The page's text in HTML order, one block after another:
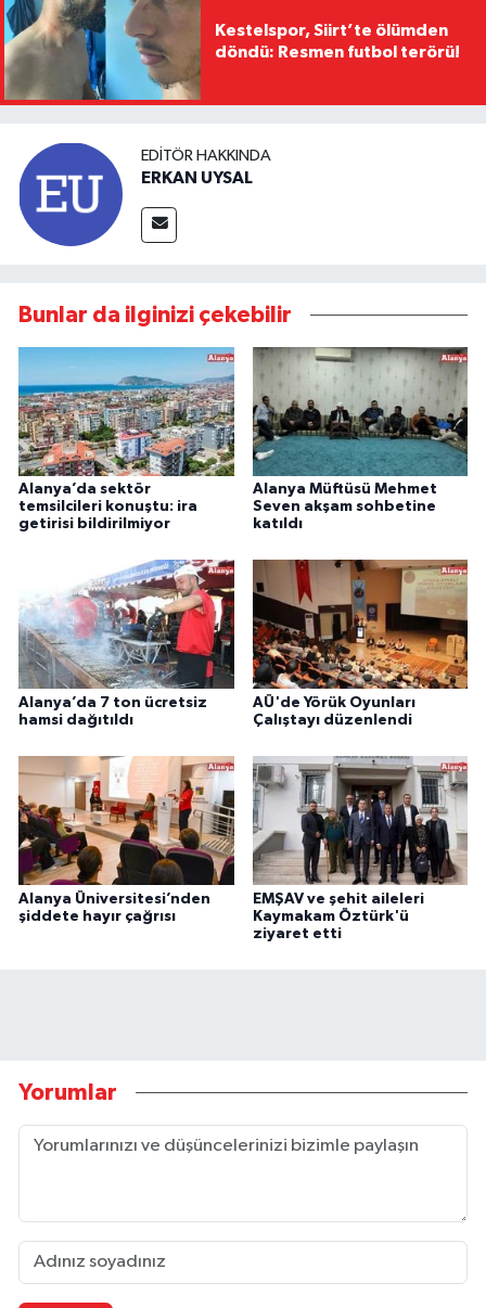
Kestelspor, Siirt’te ölümden
döndü: Resmen futbol terörü!
EDITÖR HAKKINDA
ERKAN UYSAL
Bunlar da ilginizi çekebilir
Alanya’da sektör
temsilcileri konuştu: ira
getirisi bildirilmiyor
Alanya Müftüsü Mehmet
Seven akşam sohbetine
katıldı
Alanya’da 7 ton ücretsiz
hamsi dağıtıldı
AÜ'de Yörük Oyunları
Çalıştayı düzenlendi
Alanya Üniversitesi’nden
şiddete hayır çağrısı
EMŞAV ve şehit aileleri
Kaymakam Öztürk'ü
ziyaret etti
Yorumlar